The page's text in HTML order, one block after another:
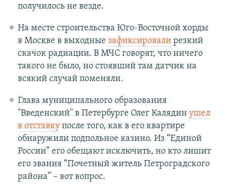
получилось не везде.
На месте строительства Юго-Восточной хорды
в Москве в выходные зафиксировалирезкий
скачок радиации. В МЧС говорят, что ничего
такого не было, но стоявший там датчик на
всякий случай поменяли.
Глава муниципального образования
"Введенский" в Петербурге Олег Калядин ушел
в отставкупосле того, как в его квартире
обнаружили подпольное казино. Из “Единой
России” его обещают исключить, но кто лишит
его звания “Почетный житель Петроградского
района” – вот вопрос.